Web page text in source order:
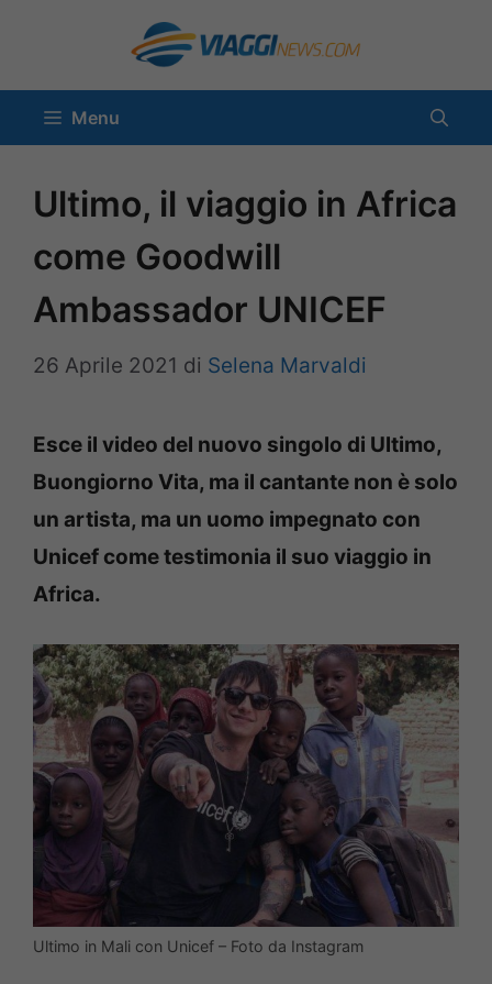
contenuto
Menu
Ultimo, il viaggio in Africa
come Goodwill
Ambassador UNICEF
26 Aprile 2021 di Selena Marvaldi
Esce il video del nuovo singolo di Ultimo,
Buongiorno Vita, ma il cantante non è solo
un artista, ma un uomo impegnato con
Unicef come testimonia il suo viaggio in
Africa.
Ultimo in Mali con Unicef – Foto da Instagram